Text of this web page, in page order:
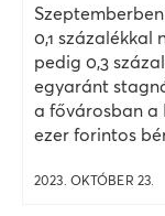
0,1 százalékkal
pedig 0,3
egyaránt
a fővárosban a
ezer forintos
2023. OKTÓBER 23.